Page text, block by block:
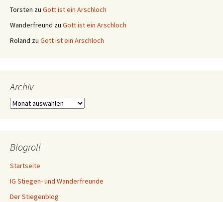
Torsten zu Gott ist ein Arschloch
Wanderfreund zu Gott ist ein Arschloch
Roland zu Gott ist ein Arschloch
Archiv
Archiv
Blogroll
Startseite
IG Stiegen- und Wanderfreunde
Der Stiegenblog